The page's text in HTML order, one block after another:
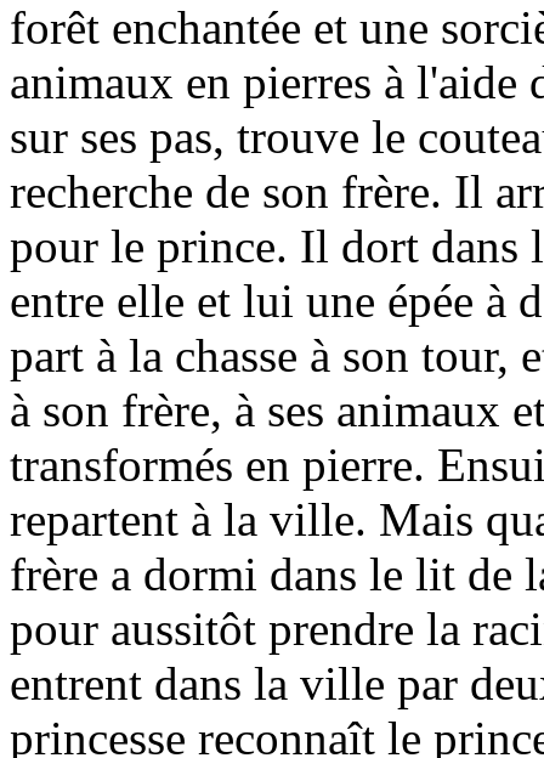
forêt enchantée et une
animaux en pierres à l'aide
sur ses pas, trouve le
recherche de son frère. Il
pour le prince. Il dort dans
entre elle et lui une épée à
part à la chasse à son tour,
à son frère, à ses animaux
transformés en pierre.
repartent à la ville. Mais
frère a dormi dans le lit de
pour aussitôt prendre la
entrent dans la ville par
princesse reconnaît le